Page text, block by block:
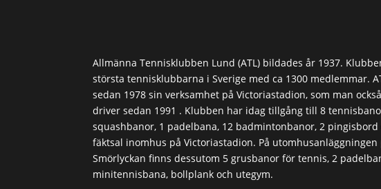
Allmänna Tennisklubben Lund (ATL) bildades år 1937.
största tennisklubbarna i Sverige med ca 1300 medlemmar.
sedan 1978 sin verksamhet på Victoriastadion, som man
driver sedan 1991 . Klubben har idag tillgång till 8
squashbanor, 1 padelbana, 12 badmintonbanor, 2 pingisbord
fäktsal inomhus på Victoriastadion. På utomhusanläggningen
Smörlyckan finns dessutom 5 grusbanor för tennis, 2
minitennisbana, bollplank och utegym.